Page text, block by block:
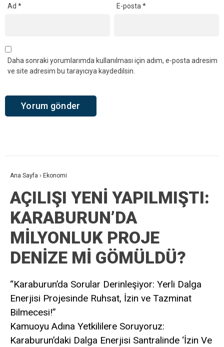
Ad * E-posta*
Daha sonraki yorumlarımda kullanılması için adım, e-posta adresim
ve site adresim bu tarayıcıya kaydedilsin.
Ana Sayfa › Ekonomi
AÇILIŞI YENİ YAPILMIŞTI:
KARABURUN’DA
MİLYONLUK PROJE
DENİZE Mİ GÖMÜLDÜ?
“Karaburun’da Sorular Derinleşiyor: Yerli Dalga
Enerjisi Projesinde Ruhsat, İzin ve Tazminat
Bilmecesi!”
Kamuoyu Adına Yetkililere Soruyoruz:
Karaburun’daki Dalga Enerjisi Santralinde ‘İzin Ve